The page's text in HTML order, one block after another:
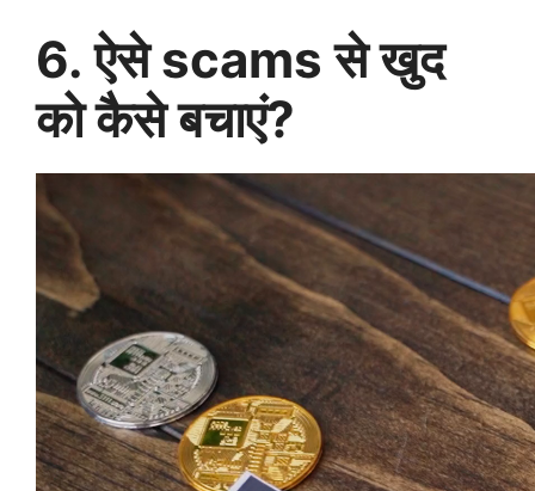
6. ऐसे scams से खुद
को कैसे बचाएं?